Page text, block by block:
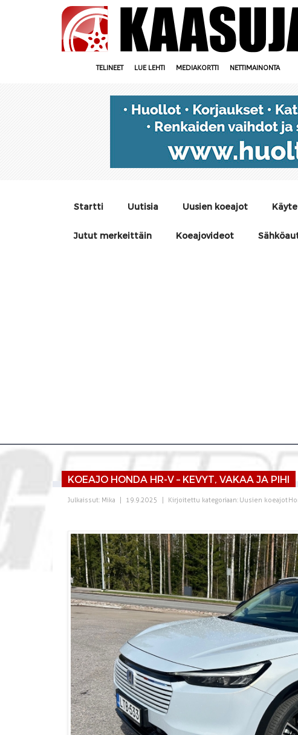
TELINEET LUE LEHTI MEDIAKORTTI NETTIMAINONTA
Startti Uutisia Uusien koeajot
Jutut merkeittäin Koeajovideot
KOEAJO HONDA HR-V – KEVYT, VAKAA JA PIHI
Julkaissut: Mika 19.9.2025 Kirjoitettu kategoriaan: Uusien koeajot